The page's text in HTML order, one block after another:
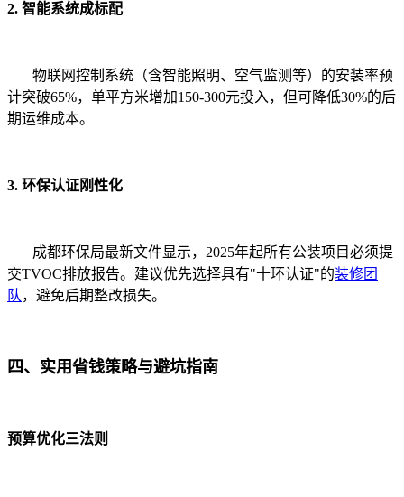
2. 智能系统成标配
物联网控制系统（含智能照明、空气监测等）的安装率预
计突破65%，单平方米增加150-300元投入，但可降低30%的后
期运维成本。
3. 环保认证刚性化
成都环保局最新文件显示，2025年起所有公装项目必须提
交TVOC排放报告。建议优先选择具有"十环认证"的装修团
队，避免后期整改损失。
四、实用省钱策略与避坑指南
预算优化三法则